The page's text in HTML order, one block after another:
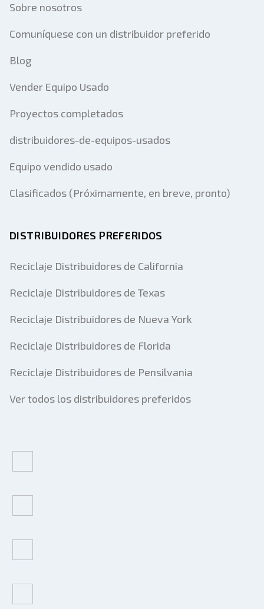
Sobre nosotros
Comuníquese con un distribuidor preferido
Blog
Vender Equipo Usado
Proyectos completados
distribuidores-de-equipos-usados
Equipo vendido usado
Clasificados (Próximamente, en breve, pronto)
DISTRIBUIDORES PREFERIDOS
Reciclaje Distribuidores de California
Reciclaje Distribuidores de Texas
Reciclaje Distribuidores de Nueva York
Reciclaje Distribuidores de Florida
Reciclaje Distribuidores de Pensilvania
Ver todos los distribuidores preferidos